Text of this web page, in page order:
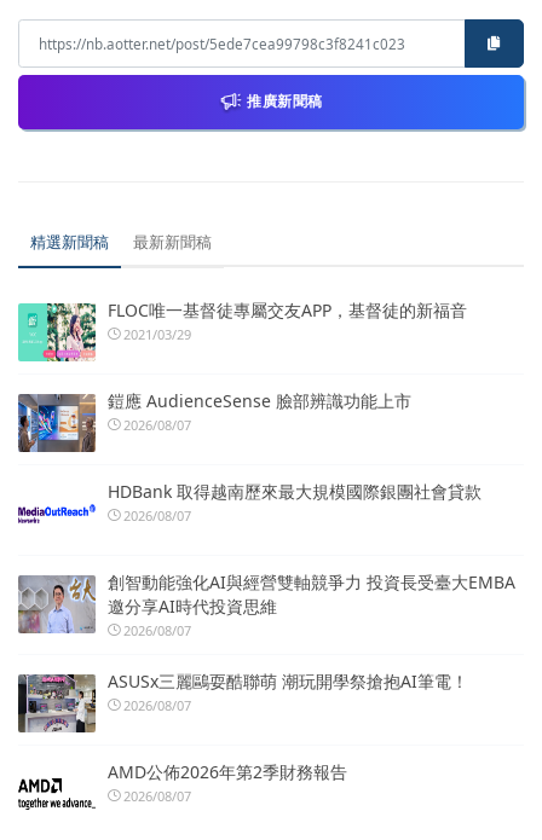
推廣新聞稿
精選新聞稿 最新新聞稿
FLOC唯一基督徒專屬交友APP，基督徒的新福音
2021/03/29
鎧應 AudienceSense 臉部辨識功能上市
2026/08/07
HDBank 取得越南歷來最大規模國際銀團社會貸款
2026/08/07
創智動能強化AI與經營雙軸競爭力 投資長受臺大EMBA
邀分享AI時代投資思維
2026/08/07
ASUSx三麗鷗耍酷聯萌 潮玩開學祭搶抱AI筆電！
2026/08/07
AMD公佈2026年第2季財務報告
2026/08/07